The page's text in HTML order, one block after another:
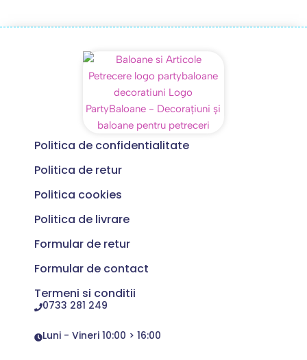
Politica de confidentialitate
Politica de retur
Politica cookies
Politica de livrare
Formular de retur
Formular de contact
Termeni si conditii
0733 281 249
Luni - Vineri 10:00 > 16:00